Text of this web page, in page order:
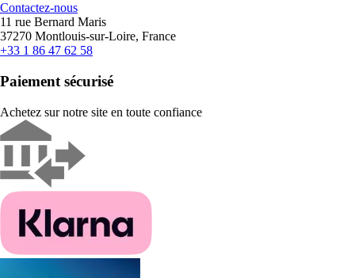
Contactez-nous
11 rue Bernard Maris
37270 Montlouis-sur-Loire, France
+33 1 86 47 62 58
Paiement sécurisé
Achetez sur notre site en toute confiance